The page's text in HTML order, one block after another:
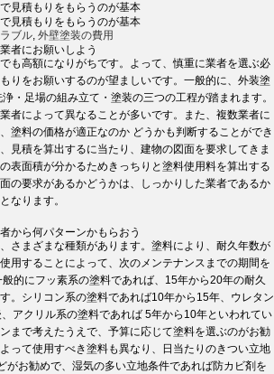
見積もりをもらうのが基本
見積もりをもらうのが基本
ブル, 外壁塗装の費用
者にお願いしよう
も高額になりがちです。よって、慎重に業者を選ぶ必
りをお願いするのが望ましいです。一般的に、外装塗
・足場の組み立て・塗装の三つの工程が踏まれます。
者によって異なることが多いです。また、複数業者に
塗料の価格が適正なのか どうかも判断することができ
見積を算出するに当たり、建物の図面を要求してきま
表面積が分かるためきっちりと塗料使用料を算出する
の要求があるかどうかは、しっかりした業者であるか
なります。
から何パターンかもらおう
さまざまな種類があります。塗料により、耐久年数が
用することによって、次のメンテナンスまでの期間を
的にフッ素系の塗料であれば、15年から20年の耐久
。シリコン系の塗料であれば10年から15年、ウレタン
アクリル系の塗料であれば 5年から10年といわれてい
まで考えたうえで、予算に応じて塗料を選ぶのがお勧
って使用すべき塗料も異なり、日当たりのきつい立地
がお勧めで、湿気の多い立地条件であれば防カビ剤を